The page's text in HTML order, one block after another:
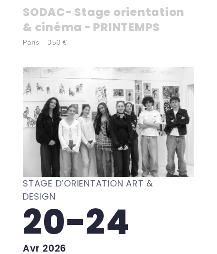
SODAC- Stage orientation
& cinéma - PRINTEMPS
Paris - 350 €
STAGE D’ORIENTATION ART &
DESIGN
20-24
Avr 2026